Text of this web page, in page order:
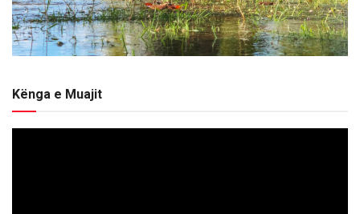
Kënga e Muajit